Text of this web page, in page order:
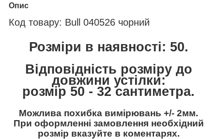
Опис
Код товару: Bull 040526 чорний
Розміри в наявності: 50.
Відповідність розміру до
довжини устілки:
розмір 50 - 32 сантиметра.
Можлива похибка вимірювань +/- 2мм.
При оформленні замовлення необхідний
розмір вказуйте в коментарях.